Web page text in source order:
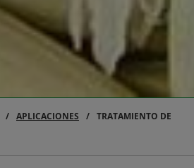
APLICACIONES
TRATAMIENTO DE